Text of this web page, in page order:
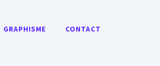
GRAPHISME CONTACT